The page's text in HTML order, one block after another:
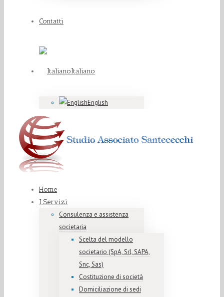
Contatti
Italiano
English
Home
I Servizi
Consulenza e assistenza
societaria
Scelta del modello
societario (SpA, Srl, SAPA,
Snc, Sas)
Costituzione di società
Domiciliazione di sedi